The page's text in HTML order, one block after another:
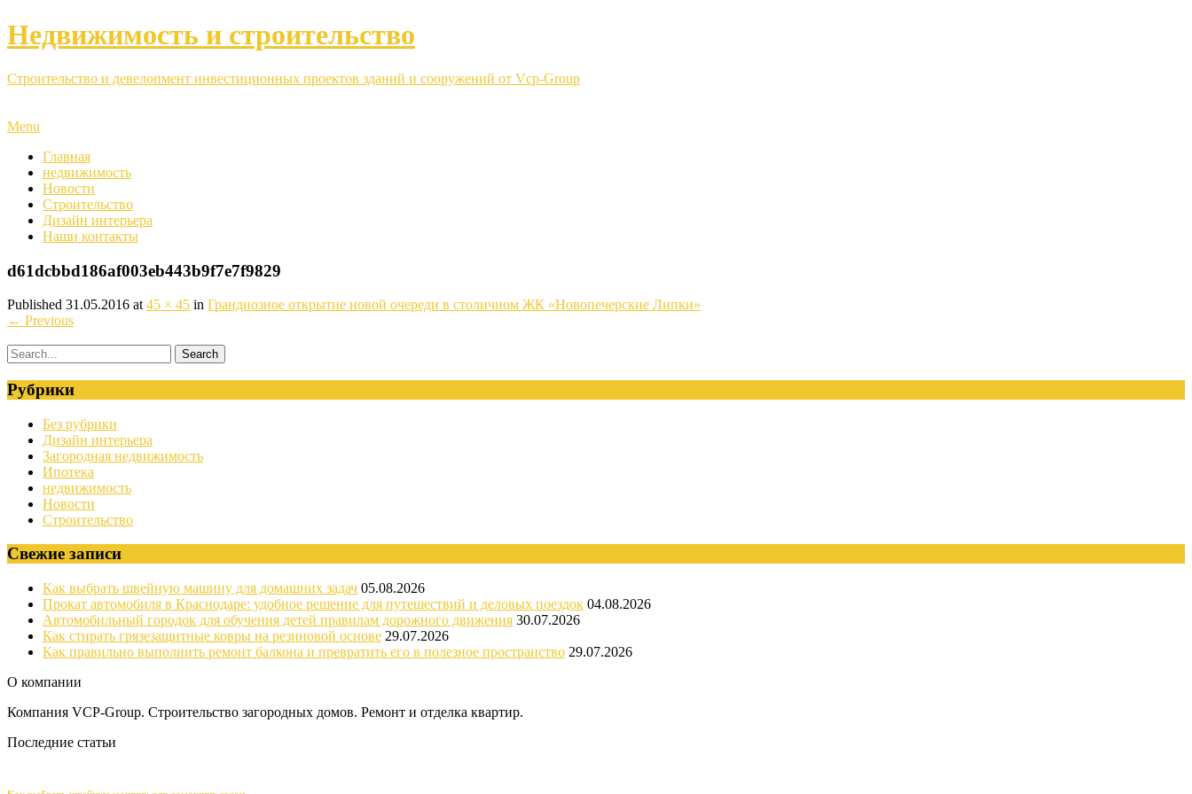
Недвижимость и строительство
Строительство и девелопмент инвестиционных проектов зданий и сооружений от Vcp-Group
Menu
Главная
недвижимость
Новости
Строительство
Дизайн интерьера
Наши контакты
d61dcbbd186af003eb443b9f7e7f9829
Published 31.05.2016 at 45 × 45 in Грандиозное открытие новой очереди в столичном ЖК «Новопечерские Липки»
← Previous
Рубрики
Без рубрики
Дизайн интерьера
Загородная недвижимость
Ипотека
недвижимость
Новости
Строительство
Свежие записи
Как выбрать швейную машину для домашних задач 05.08.2026
Прокат автомобиля в Краснодаре: удобное решение для путешествий и деловых поездок 04.08.2026
Автомобильный городок для обучения детей правилам дорожного движения 30.07.2026
Как стирать грязезащитные ковры на резиновой основе 29.07.2026
Как правильно выполнить ремонт балкона и превратить его в полезное пространство 29.07.2026
О компании
Компания VCP-Group. Строительство загородных домов. Ремонт и отделка квартир.
Последние статьи